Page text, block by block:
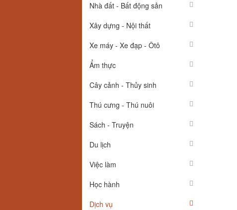
Nhà đất - Bất động sản
Xây dựng - Nội thất
Xe máy - Xe đạp - Ôtô
Ẩm thực
Cây cảnh - Thủy sinh
Thú cưng - Thú nuôi
Sách - Truyện
Du lịch
Việc làm
Học hành
Dịch vụ